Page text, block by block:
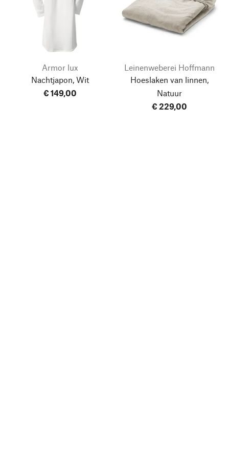
Armor lux
Nachtjapon, Wit
€ 149,00
Leinenweberei Hoffmann
Hoeslaken van linnen,
Natuur
€ 229,00